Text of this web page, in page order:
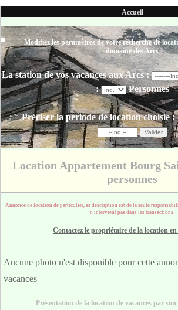
Accueil
Modifiez les paramètres de votre recherche de
domaine des Arcs
La station de vos vacances aux Arcs :
:
Personnes
Préciser la periode de location choisie :
Location Appartement Bourg
personnes
Annonce de location de particulier, sa description est de la seule
n'intervient pas dans les transactions.
Contactez le propriétaire de la location
Aucune photo n'est disponible pour cette
vacances
Présentation de la location de vacances par